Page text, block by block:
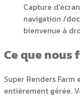
Capture
navigation /
bienvenue à
Ce que nous
Super Renders
entièrement gérée.